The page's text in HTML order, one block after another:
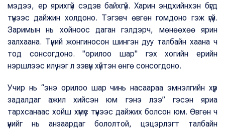
мэдээ, ер ярихгүй сэдэв байхгүй. Харин эндхийнхэн бүгд
түүнээс дайжин холдоно. Тэгэвч өвгөн гомдоно гэж үгүй.
Заримын нь хойноос даган гэлдэрч, мөнөөхөө ярин
залхаана. Түүний жонгиносон шингэн дуу талбайн хаана ч
тод сонсогдоно. "орилоо шар" гэх хогийн ерийн
нэршлээс илүү нэг л зэвүүн хүйтэн өнгө сонсогдоно.
Учир нь “энэ орилоо шар чинь насаараа эмнэлгийн хүүр
задалдаг ажил хийсэн юм гэнэ лээ” гэсэн яриа
тархсанаас хойш хүмүүс түүнээс дайжих болсон юм. Өвгөн ч
үүнийг нь анзаардаг бололтой, цэцэрлэгт талбайн